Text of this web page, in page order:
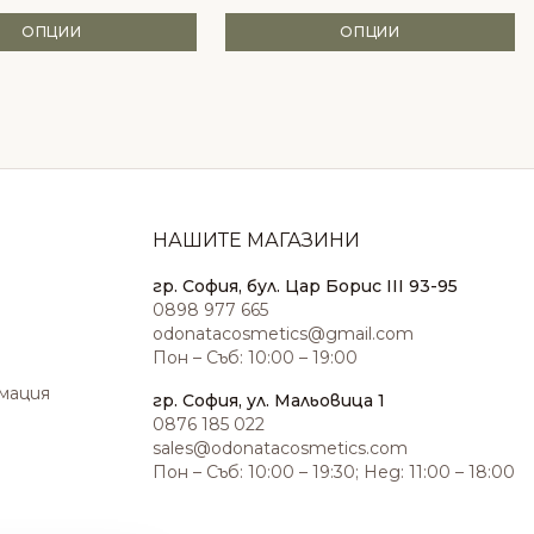
ОПЦИИ ОПЦИИ
НАШИТЕ МАГАЗИНИ
гр. София, бул. Цар Борис III 93-95
0898 977 665
odonatacosmetics@gmail.com
Пон – Съб: 10:00 – 19:00
гр. София, ул. Мальовица 1
0876 185 022
sales@odonatacosmetics.com
Пон – Съб: 10:00 – 19:30; Нед: 11:00 – 18:00